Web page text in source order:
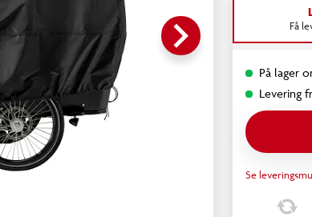
keyboard_arrow_right Få
På lager
Levering
Se